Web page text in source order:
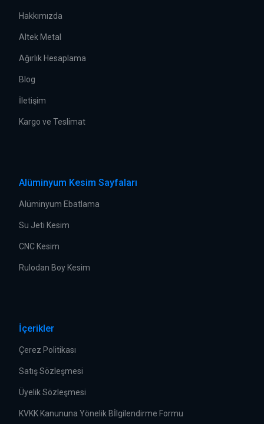
Hakkımızda
Altek Metal
Ağırlık Hesaplama
Blog
İletişim
Kargo ve Teslimat
Alüminyum Kesim Sayfaları
Alüminyum Ebatlama
Su Jeti Kesim
CNC Kesim
Rulodan Boy Kesim
İçerikler
Çerez Politikası
Satış Sözleşmesi
Üyelik Sözleşmesi
KVKK Kanununa Yönelik Bİlgilendirme Formu